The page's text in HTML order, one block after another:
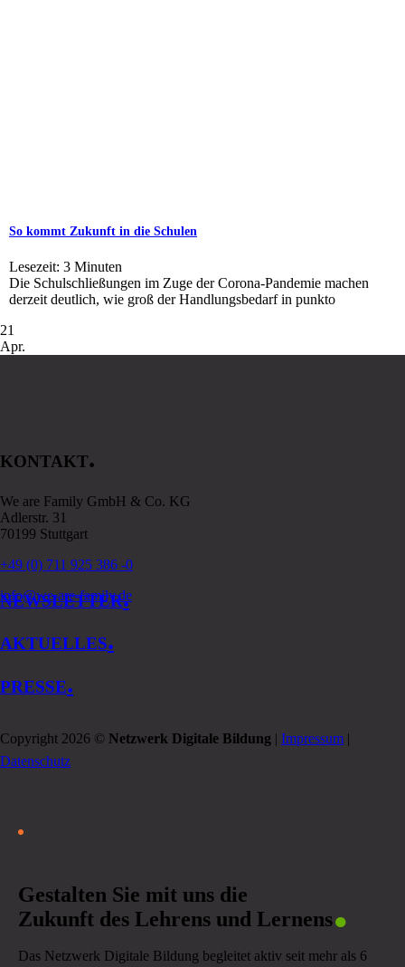
So kommt Zukunft in die Schulen
Lesezeit: 3 Minuten
Die Schulschließungen im Zuge der Corona-Pandemie machen
derzeit deutlich, wie groß der Handlungsbedarf in punkto
21
Apr.
KONTAKT.
We are Family GmbH & Co. KG
Adlerstr. 31
70199 Stuttgart
+49 (0) 711 925 386 -0
info@we-are-family.de
NEWSLETTER.
AKTUELLES.
PRESSE.
Copyright 2026 © Netzwerk Digitale Bildung | Impressum |
Datenschutz
Gestalten Sie mit uns die
Zukunft des Lehrens und Lernens.
Das Netzwerk Digitale Bildung begleitet aktiv seit mehr als 6